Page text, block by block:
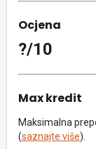
Ocjena
?/10
Max kredit
Maksimalna
(saznajte više).